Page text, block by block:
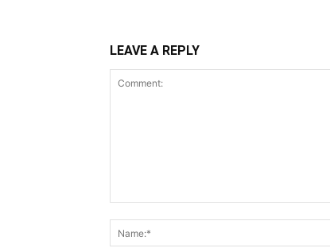
LEAVE A REPLY